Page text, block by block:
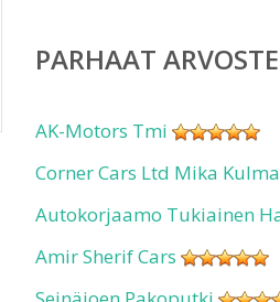
PARHAAT
AK-Motors Tmi
Corner Cars Ltd Mika
Autokorjaamo Tukiainen
Amir Sherif Cars